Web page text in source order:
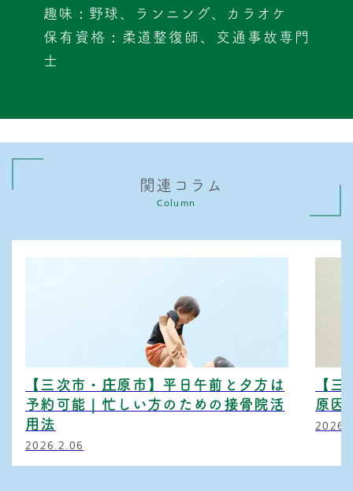
趣味：野球、ランニング、カラオケ
保有資格：柔道整復師、交通事故専門
士
関連コラム
Column
【三次市・庄原市】平日午前と夕方は
予約可能｜忙しい方のための接骨院活
用法
2026.2.06
【
原因